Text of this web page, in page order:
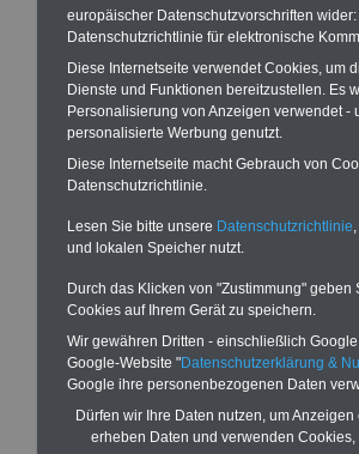
abschließen!
Neu
Beamte
Das beliebte
und Beamte"
europäischer Datenschutzvorschriften
Datenschutzrichtlinie für elektronische
Diese Internetseite verwendet Cookies, um
Dienste und Funktionen bereitzustellen. Es
Personalisierung von Anzeigen verwendet
personalisierte Werbung genutzt.
Diese Internetseite macht Gebrauch von
Datenschutzrichtlinie.
Lesen Sie bitte unsere Datenschutzrichtlinie
und lokalen Speicher nutzt.
Durch das Klicken von "Zustimmung"
Cookies auf Ihrem Gerät zu speichern.
Wir gewähren Dritten - einschließlich
Google-Website "Datenschutzerklärung &
Google ihre personenbezogenen Daten
Dürfen wir Ihre Daten nutzen, um
erheben Daten und verwenden